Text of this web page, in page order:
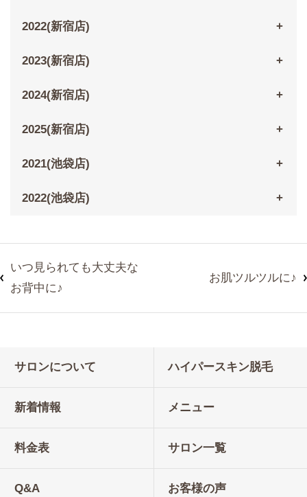
2022(新宿店)
2023(新宿店)
2024(新宿店)
2025(新宿店)
2021(池袋店)
2022(池袋店)
いつ見られても大丈夫な
お背中に♪
お肌ツルツルに♪
サロンについて ハイパースキン脱毛
新着情報 メニュー
料金表 サロン一覧
Q&A お客様の声